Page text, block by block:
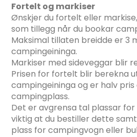
Fortelt og markiser
Ønskjer du fortelt eller
som tillegg når du bookar
Maksimal tillaten breidde er 3
campingeininga.
Markiser med sideveggar blir
Prisen for fortelt blir berekna
campingeininga og er halv
campingplass.
Det er avgrensa tal plassar
viktig at du bestiller dette
plass for campingvogn eller